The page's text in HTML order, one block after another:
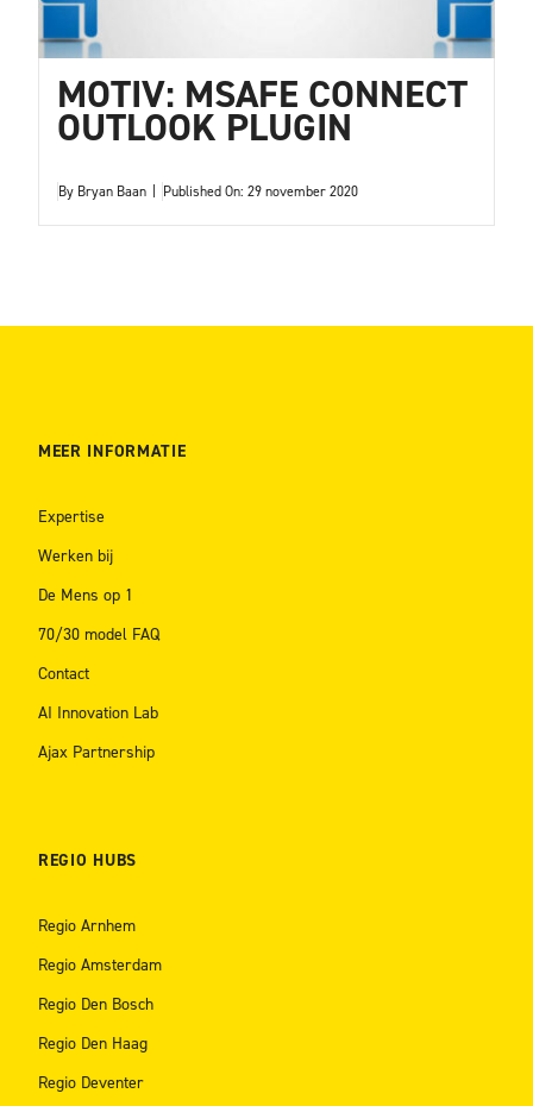
MOTIV: MSAFE CONNECT
OUTLOOK PLUGIN
By Bryan Baan Published On: 29 november 2020
MEER INFORMATIE
Expertise
Werken bij
De Mens op 1
70/30 model FAQ
Contact
AI Innovation Lab
Ajax Partnership
REGIO HUBS
Regio Arnhem
Regio Amsterdam
Regio Den Bosch
Regio Den Haag
Regio Deventer